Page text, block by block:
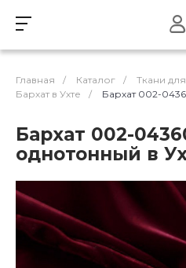
Главная / Каталог / Ткани
Бархат в Ухте
/ Бархат 002-
Бархат 002-
однотонный в